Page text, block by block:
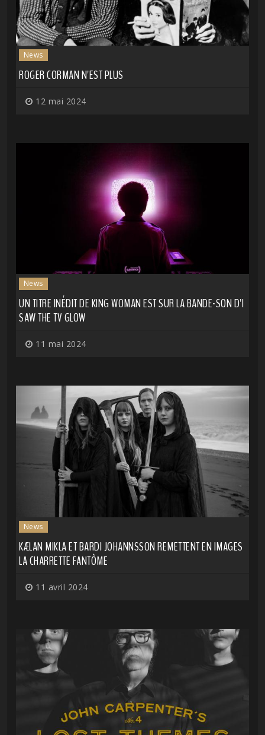
News
ROGER CORMAN N'EST PLUS
12 mai 2024
News
UN TITRE INÉDIT DE KING WOMAN EST SUR LA BANDE-SON D'I
SAW THE TV GLOW
11 mai 2024
News
KÆLAN MIKLA ET BARDI JOHANNSSON REMETTENT EN IMAGES
LA CHARRETTE FANTÔME
11 avril 2024